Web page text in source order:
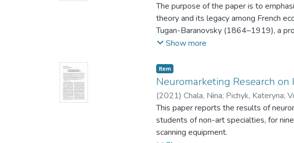
The purpose of the paper is to
theory and its legacy among French
Tugan-Baranovsky (1864–1919), a
French or francophone economists
Hayek and Keynes.
We present both the history and
masterpiece. We provide an overview
namely, Lescure, Aftalion, Robertson
understood throughout two episodes:
real business cycles alongside New
the current Great Lockdown Recession.
Show more
Item
Neuromarketing Research
(2021) Chala, Nina; Pichyk, Kateryna;
This paper reports the results of
students of non-art specialties, for
scanning equipment.